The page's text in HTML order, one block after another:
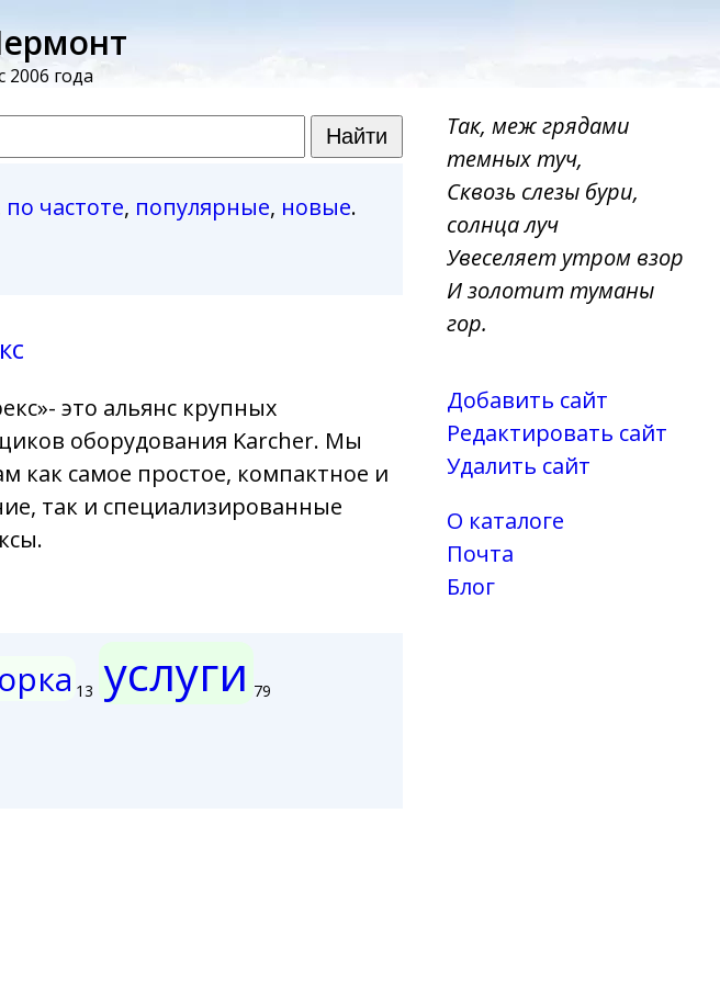
2006 года
по частоте, популярные, новые.
это альянс крупных
оборудования Karcher. Мы
как самое простое, компактное и
так и специализированные
13 услуги 79
Так, меж грядами
темных туч,
Сквозь слезы бури,
солнца луч
Увеселяет утром взор
И золотит туманы
гор.
Добавить сайт
Редактировать сайт
Удалить сайт
О каталоге
Почта
Блог